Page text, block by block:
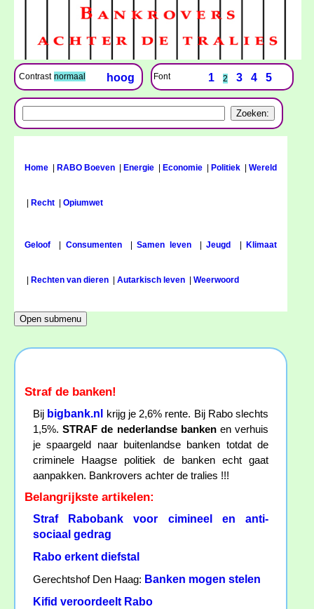
Contrast normaal hoog Font 1 2 3 4 5
Home RABO Boeven Energie Economie Politiek Wereld
Recht Opiumwet
Geloof Consumenten|Samen leven|Jeugd Klimaat
Rechten van dieren Autarkisch leven Weerwoord
Straf de banken!
Bij bigbank.nl
krijg je 2,6% rente. Bij Rabo slechts
1,5%.STRAF de nederlandse bankenen verhuis
je spaargeld naar buitenlandse banken totdat de
criminele Haagse politiek de banken echt gaat
aanpakken. Bankrovers achter de tralies !!!
Belangrijkste artikelen:
Straf Rabobank voor cimineel en anti-
sociaal gedrag
Rabo erkent diefstal
Gerechtshof Den Haag: Banken mogen stelen
Kifid veroordeelt Rabo